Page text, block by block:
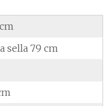
sella 79 cm